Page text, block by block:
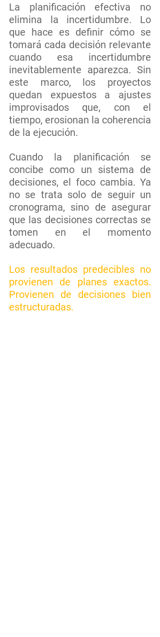
La planificación efectiva no
elimina la incertidumbre. Lo
que hace es definir cómo se
tomará cada decisión relevante
cuando esa incertidumbre
inevitablemente aparezca. Sin
este marco, los proyectos
quedan expuestos a ajustes
improvisados que, con el
tiempo, erosionan la coherencia
de la ejecución.
Cuando la planificación se
concibe como un sistema de
decisiones, el foco cambia. Ya
no se trata solo de seguir un
cronograma, sino de asegurar
que las decisiones correctas se
tomen en el momento
adecuado.
Los resultados predecibles no
provienen de planes exactos.
Provienen de decisiones bien
estructuradas.